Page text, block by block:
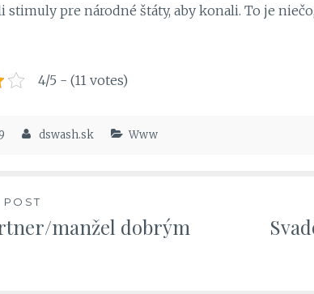
stimuly pre národné štáty, aby konali. To je
4/5 - (11 votes)
dswash.sk Www
manžel dobrým